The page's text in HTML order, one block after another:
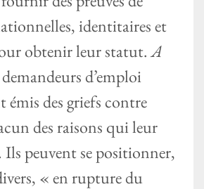
identitaires et
obtenir leur statut.A
demandeurs d’emploi
des griefs contre
des raisons qui leur
peuvent se positionner,
« en rupture du